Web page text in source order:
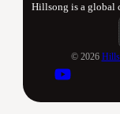
Hillsong is a global
© 2026